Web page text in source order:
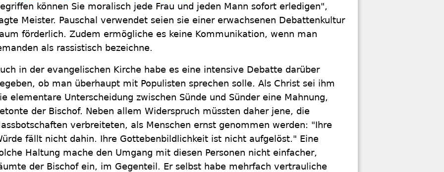
können Sie moralisch jede Frau und jeden Mann sofort erledigen",
Meister. Pauschal verwendet seien sie einer erwachsenen Debattenkultur
förderlich. Zudem ermögliche es keine Kommunikation, wenn man
als rassistisch bezeichne.
in der evangelischen Kirche habe es eine intensive Debatte darüber
ob man überhaupt mit Populisten sprechen solle. Als Christ sei ihm
elementare Unterscheidung zwischen Sünde und Sünder eine Mahnung,
der Bischof. Neben allem Widerspruch müssten daher jene, die
verbreiteten, als Menschen ernst genommen werden: "Ihre
fällt nicht dahin. Ihre Gottebenbildlichkeit ist nicht aufgelöst." Eine
Haltung mache den Umgang mit diesen Personen nicht einfacher,
der Bischof ein, im Gegenteil. Er selbst habe mehrfach vertrauliche